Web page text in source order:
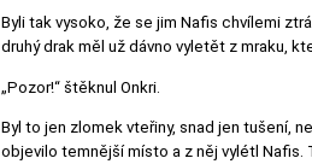
Byli tak vysoko, že se jim Nafis chvílemi
druhý drak měl už dávno vyletět z mraku,
„Pozor!“ štěknul Onkri.
Byl to jen zlomek vteřiny, snad jen tušení,
objevilo temnější místo a z něj vylétl Nafis.